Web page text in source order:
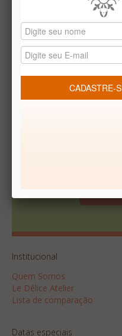
>|
Exibindo de1 a 20
Receba
Institucional
Quem Somos
Le Délice Atelier
Lista de comparação
Datas especiais